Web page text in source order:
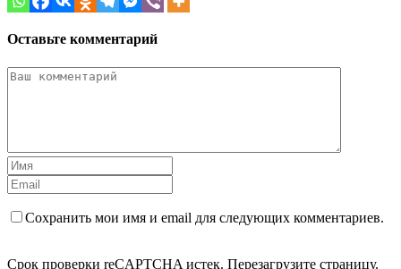
Оставьте комментарий
Сохранить мои имя и email для следующих комментариев.
Срок проверки reCAPTCHA истек. Перезагрузите страницу.